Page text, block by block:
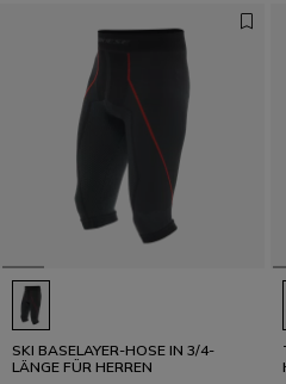
SKI BASELAYER-HOSE IN 3/4-
LÄNGE FÜR HERREN